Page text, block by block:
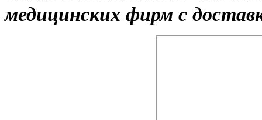
медицинских фирм с